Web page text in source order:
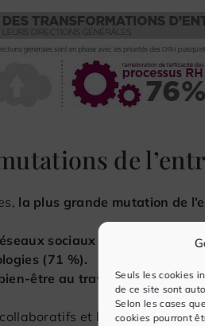
Seuls les cookies
de ce site sont
Selon les cases
cookies pourront
de
la plus grande mutation de
sociaux et du
(71 %).
être au travail (70 %).
et les nouvelles